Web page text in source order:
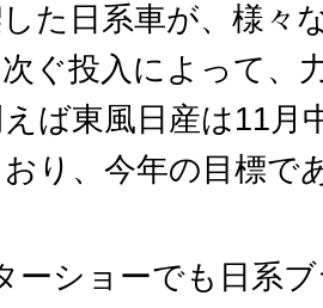
た日系車が、様々
ぐ投入によって、
ば東風日産は11月
り、今年の目標で
ーショーでも日系